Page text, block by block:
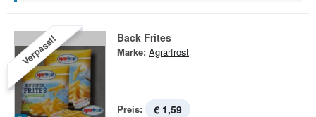
Verpasst! Back Frites
Marke: Agrarfrost
Preis: € 1,59